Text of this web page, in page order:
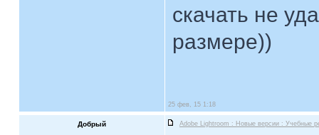
скачать не
размере))
25 фев, 15 1:18
Добрый Adobe Lightroom : Новые версии : Учебные